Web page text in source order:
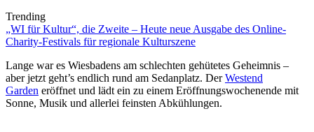
Trending
„WI für Kultur“, die Zweite – Heute neue Ausgabe des Online-
Charity-Festivals für regionale Kulturszene
Lange war es Wiesbadens am schlechten gehütetes Geheimnis –
aber jetzt geht’s endlich rund am Sedanplatz. DerWestend
Garden eröffnet und lädt ein zu einem Eröffnungswochenende mit
Sonne, Musik und allerlei feinsten Abkühlungen.